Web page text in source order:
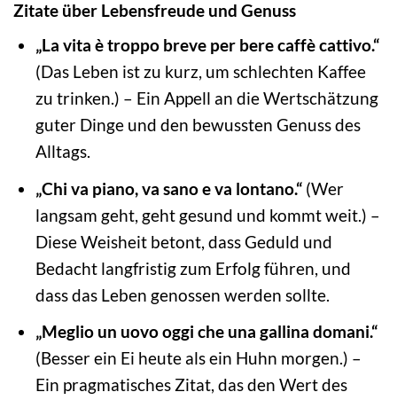
Zitate über Lebensfreude und Genuss
„La vita è troppo breve per bere caffè cattivo.“
(Das Leben ist zu kurz, um schlechten Kaffee
zu trinken.) – Ein Appell an die Wertschätzung
guter Dinge und den bewussten Genuss des
Alltags.
„Chi va piano, va sano e va lontano.“(Wer
langsam geht, geht gesund und kommt weit.) –
Diese Weisheit betont, dass Geduld und
Bedacht langfristig zum Erfolg führen, und
dass das Leben genossen werden sollte.
„Meglio un uovo oggi che una gallina domani.“
(Besser ein Ei heute als ein Huhn morgen.) –
Ein pragmatisches Zitat, das den Wert des